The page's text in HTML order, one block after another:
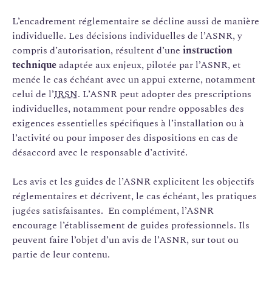
L’encadrement réglementaire se décline aussi de manière
individuelle. Les décisions individuelles de l’ASNR, y
compris d’autorisation, résultent d’une instruction
techniqueadaptée aux enjeux, pilotée par l’ASNR, et
menée le cas échéant avec un appui externe, notamment
celui de l’IRSN. L’ASNR peut adopter des prescriptions
individuelles, notamment pour rendre opposables des
exigences essentielles spécifiques à l’installation ou à
l’activité ou pour imposer des dispositions en cas de
désaccord avec le responsable d’activité.
Les avis et les guides de l’ASNR explicitent les objectifs
réglementaires et décrivent, le cas échéant, les pratiques
jugées satisfaisantes. En complément, l’ASNR
encourage l’établissement de guides professionnels. Ils
peuvent faire l’objet d’un avis de l’ASNR, sur tout ou
partie de leur contenu.